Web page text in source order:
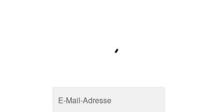
E-Mail-Adresse